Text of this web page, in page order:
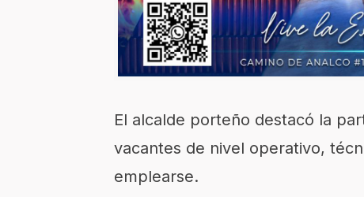
El alcalde porteño destacó la
vacantes de nivel operativo,
emplearse.